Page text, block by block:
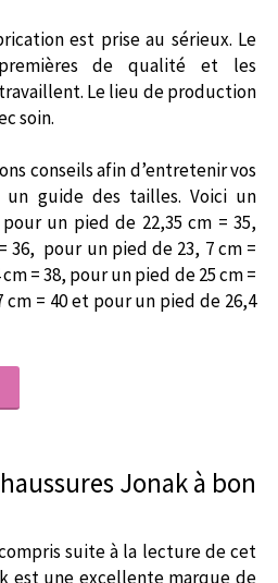
est prise au sérieux. Le
de qualité et les
Le lieu de production
soin.
conseils afin d’entretenir vos
un guide des tailles. Voici un
un pied de 22,35 cm = 35,
36, pour un pied de 23, 7 cm =
= 38, pour un pied de 25 cm =
= 40 et pour un pied de 26,4
Jonak à bon
suite à la lecture de cet
est une excellente marque de